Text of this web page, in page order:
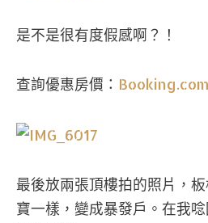
是不是很有度假感啊？！
查詢優惠房價： Booking.com
最後放兩張頂樓拍的照片，
寶一樣，變成暴發戶。在我